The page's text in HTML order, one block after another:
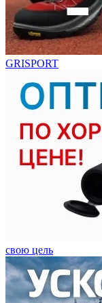
GRISPORT
свою цель